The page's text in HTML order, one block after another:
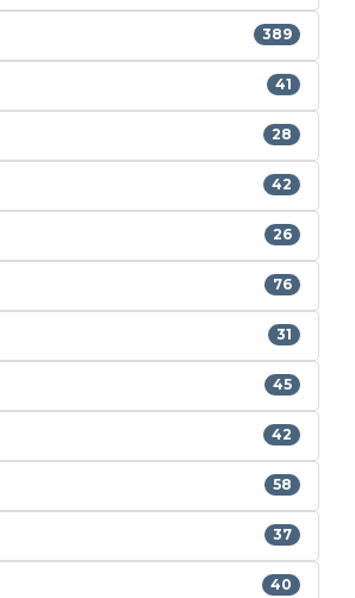
389
41
28
42
26
76
31
45
42
58
37
40